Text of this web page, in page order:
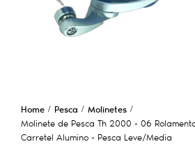
Home Pesca
Molinetes
Molinete de Pesca Th 2000 - 06
Carretel Alumino - Pesca Leve/Media